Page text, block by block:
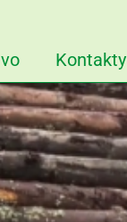
Kontakty